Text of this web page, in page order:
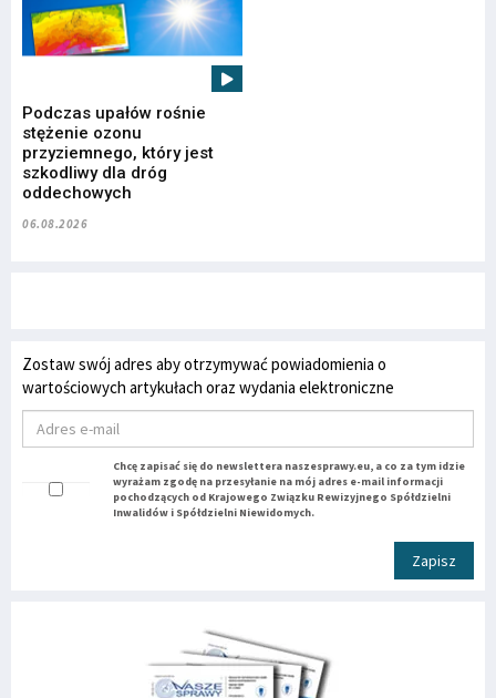
Podczas upałów rośnie
stężenie ozonu
przyziemnego, który jest
szkodliwy dla dróg
oddechowych
06.08.2026
Zostaw swój adres aby otrzymywać powiadomienia o
wartościowych artykułach oraz wydania elektroniczne
Chcę zapisać się do newslettera naszesprawy.eu, a co za tym idzie
wyrażam zgodę na przesyłanie na mój adres e-mail informacji
pochodzących od Krajowego Związku Rewizyjnego Spółdzielni
Inwalidów i Spółdzielni Niewidomych.
Zapisz